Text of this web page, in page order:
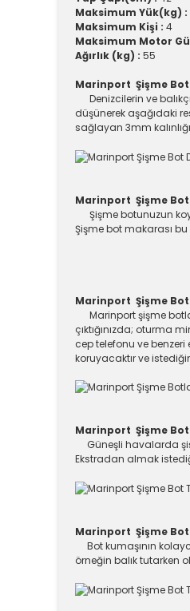
Maksimum Yük(kg) :
Maksimum Kişi : 4
Maksimum Motor
Ağırlık (kg) : 55
Marinport Şişme
Denizcilerin ve
düşünerek aşağıdaki
sağlayan 3mm
Marinport Şişme
Şişme botunuzun
Şişme bot makarası
Marinport Şişme
Marinport şişme
çıktığınızda; oturma
cep telefonu ve benzeri
koruyacaktır ve
Marinport Şişme
Güneşli havalarda
Ekstradan almak
Marinport Şişme
Bot kumaşının
örneğin balık tutarken